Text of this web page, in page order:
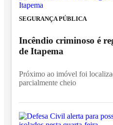
SEGURANÇA PÚBLICA
Incêndio criminoso é
de Itapema
Próximo ao imóvel foi
parcialmente cheio